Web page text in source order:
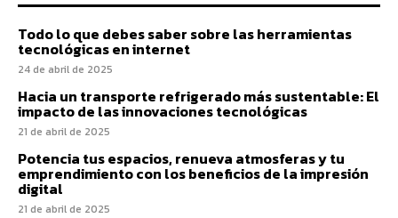
Todo lo que debes saber sobre las herramientas
tecnológicas en internet
24 de abril de 2025
Hacia un transporte refrigerado más sustentable: El
impacto de las innovaciones tecnológicas
21 de abril de 2025
Potencia tus espacios, renueva atmosferas y tu
emprendimiento con los beneficios de la impresión
digital
21 de abril de 2025